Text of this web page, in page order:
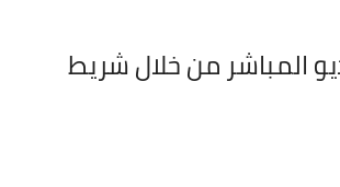
المباشر من خلال شريط